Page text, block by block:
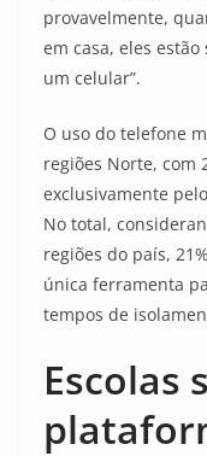
provavelmente,
em casa, eles
um celular”.
O uso do telefone
regiões Norte, com
exclusivamente
No total,
regiões do país,
única ferramenta
tempos de
Escolas